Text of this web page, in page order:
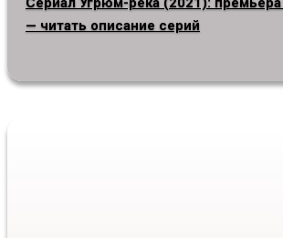
— читать описание серий